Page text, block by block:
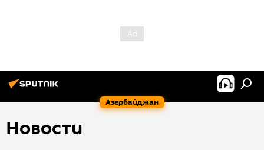
Азербайджан
Новости